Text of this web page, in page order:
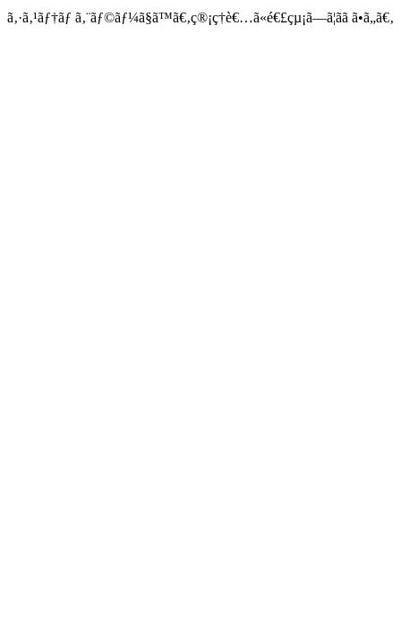
ã‚·ã‚¹ãƒ†ãƒ ã‚¨ãƒ©ãƒ¼ã§ã™ã€‚ç®¡ç†è€…ã«é€£çµ¡ã—ã¦ãã ã•ã„ã€‚